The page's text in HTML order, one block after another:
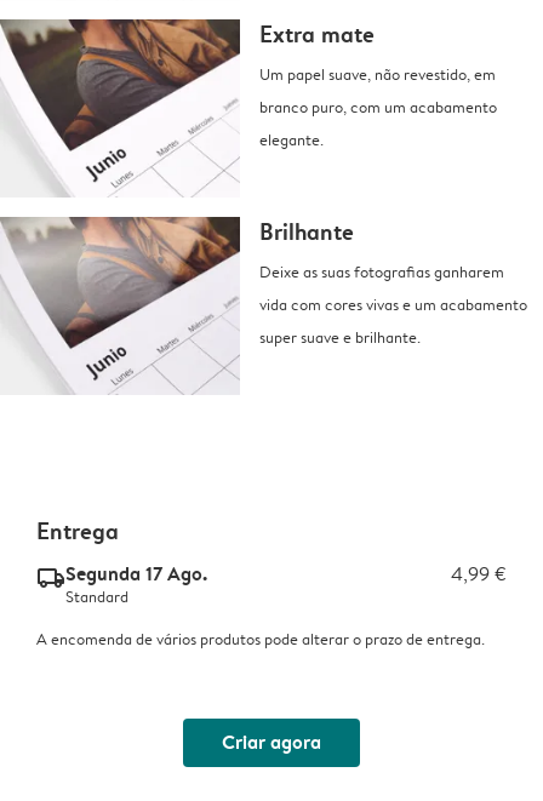
Extra mate
Um papel suave, não revestido, em
branco puro, com um acabamento
elegante.
Brilhante
Deixe as suas fotografias ganharem
vida com cores vivas e um acabamento
super suave e brilhante.
Entrega
delivery_standard_v2Segunda 17 Ago. 4,99 €
Standard
A encomenda de vários produtos pode alterar o prazo de entrega.
Criar agora